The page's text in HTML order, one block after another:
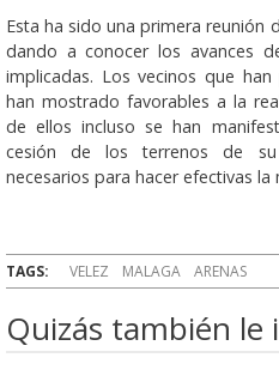
Esta ha sido una primera reunión
dando a conocer los avances
implicadas. Los vecinos que
han mostrado favorables a la
de ellos incluso se han
cesión de los terrenos de
necesarios para hacer efectivas la
TAGS: VELEZ MALAGA ARENAS
Quizás también le